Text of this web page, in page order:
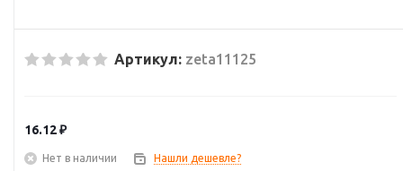
Артикул: zeta11125
16.12₽
Нет в наличии Нашли дешевле?